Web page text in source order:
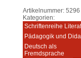
Artikelnummer: 5296
Kategorien:
Schriftenreihe
Pädagogik und
Deutsch als
Fremdsprache